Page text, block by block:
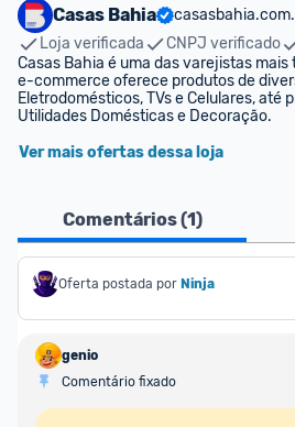
Casas Bahia
Loja verificada
CNPJ verificado
Casas Bahia é uma das varejistas
e-commerce oferece produtos de
Eletrodomésticos, TVs e Celulares, até
Utilidades Domésticas e Decoração.
Ver mais ofertas dessa loja
Comentários (1)
Oferta postada por Ninja
genio
Comentário fixado